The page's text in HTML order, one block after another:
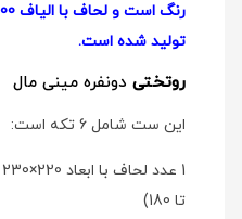
تولید شده است.
روتختی دو‌نفره مینی مال
این ست شامل 6 تکه است:
تا 180)